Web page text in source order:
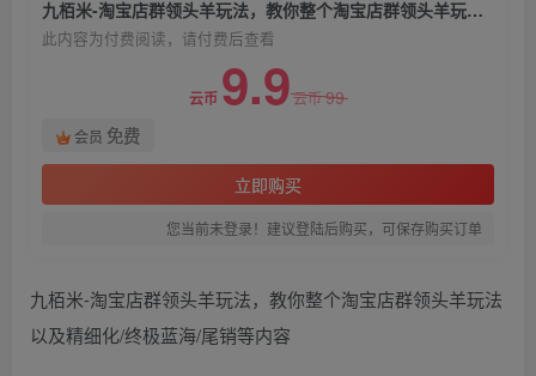
九栢米-淘宝店群领头羊玩法，教你整个淘宝店群领头羊玩法以及精细化/终极蓝海/尾销等内容
此内容为付费阅读，请付费后查看
云币 9.9云币99
会员 免费
立即购买
您当前未登录！建议登陆后购买，可保存购买订单
九栢米-淘宝店群领头羊玩法，教你整个淘宝店群领头羊玩法
以及精细化/终极蓝海/尾销等内容